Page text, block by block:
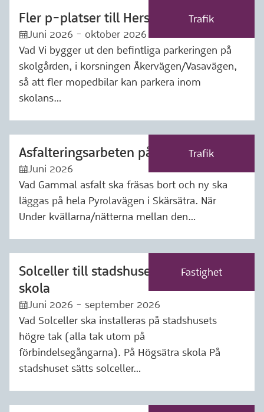
Trafik
Fler p-platser till Hersby gymnasium
Märkning: Trafik
:kalender:Juni 2026 - oktober 2026
Vad Vi bygger ut den befintliga parkeringen på
skolgården, i korsningen Åkervägen/Vasavägen,
så att fler mopedbilar kan parkera inom
skolans…
Trafik
Asfalteringsarbeten på Pyrolavägen
Märkning: Trafik
:kalender:Juni 2026
Vad Gammal asfalt ska fräsas bort och ny ska
läggas på hela Pyrolavägen i Skärsätra. När
Under kvällarna/nätterna mellan den…
Fastighet
Solceller till stadshuset och Högsätra
skola
Märkning: Fastighet
:kalender:Juni 2026 - september 2026
Vad Solceller ska installeras på stadshusets
högre tak (alla tak utom på
förbindelsegångarna). På Högsätra skola På
stadshuset sätts solceller…